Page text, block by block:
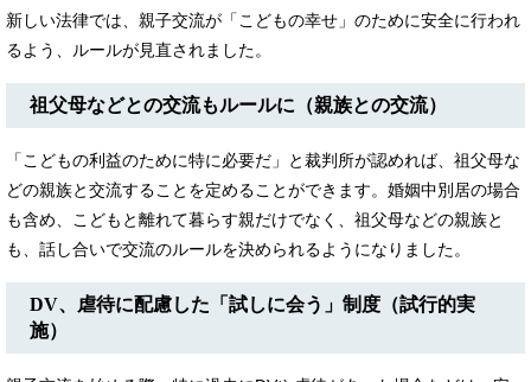
新しい法律では、親子交流が「こどもの幸せ」のために安全に行われ
るよう、ルールが見直されました。
祖父母などとの交流もルールに（親族との交流）
「こどもの利益のために特に必要だ」と裁判所が認めれば、祖父母な
どの親族と交流することを定めることができます。婚姻中別居の場合
も含め、こどもと離れて暮らす親だけでなく、祖父母などの親族と
も、話し合いで交流のルールを決められるようになりました。
DV、虐待に配慮した「試しに会う」制度（試行的実
施）